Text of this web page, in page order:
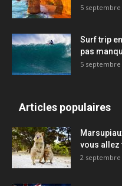
5 septembre
Surf trip
pas
5 septembre
Articles populaires
vous allez
2 septembre